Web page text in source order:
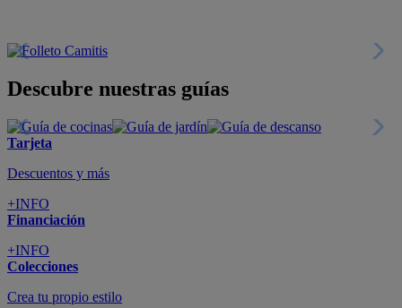
Descubre nuestras guías
Tarjeta
Descuentos y más
+INFO
Financiación
+INFO
Colecciones
Crea tu propio estilo